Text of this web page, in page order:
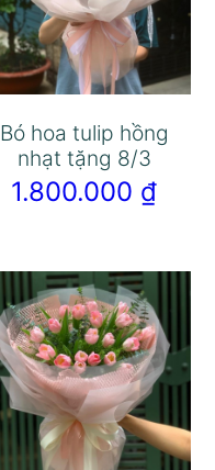
Bó hoa tulip hồng
nhạt tặng 8/3
1.800.000 ₫